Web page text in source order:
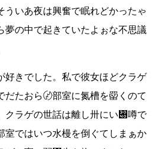
ういあ夜は興奮で眠れどかったゃ
夢の中で起きていたよぉな不思議
好きでした。私で彼女ほどクラゲ
だたおら〄部室に氮槽を罶くのて
クラゲの世話は離し〺にい぀噂で
室ではいつ水槾を倒ぐてしまぁか